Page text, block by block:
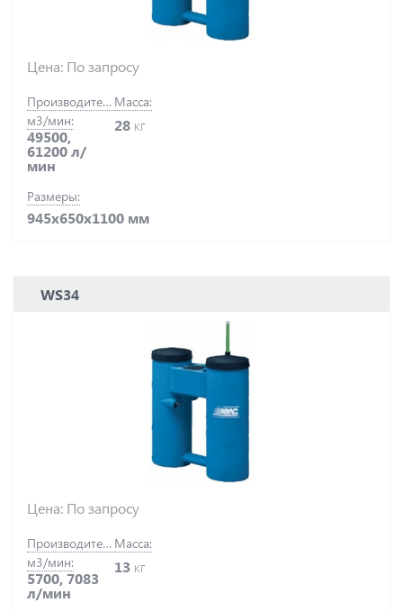
Цена: По запросу
Производительность,
м3/мин:
49500,
61200 л/
мин
Масса:
28 кг
Размеры:
945х650х1100 мм
WS34
Цена: По запросу
Производительность,
м3/мин:
5700, 7083
л/мин
Масса:
13 кг